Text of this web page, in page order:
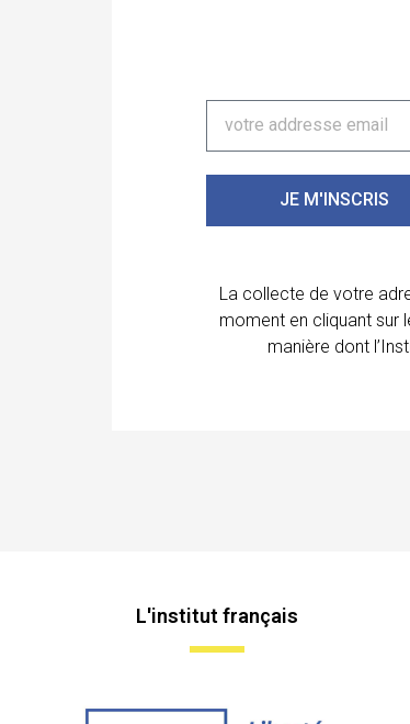
JE M'INSCRIS
La collecte de votre
moment en cliquant sur
manière dont
L'institut français